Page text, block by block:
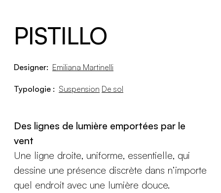
PISTILLO
Designer: Emiliana Martinelli
Typologie : Suspension De sol
Des lignes de lumière emportées par le
vent
Une ligne droite, uniforme, essentielle, qui
dessine une présence discrète dans n’importe
quel endroit avec une lumière douce.